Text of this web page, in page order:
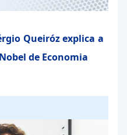
Queiróz explica a
de Economia